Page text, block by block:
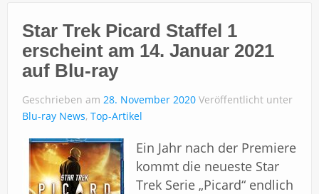
Kinofilme
Blu-ray / 4K
Über uns
Impressum
Star Trek Picard Staffel 1
erscheint am 14. Januar 2021
auf Blu-ray
Geschrieben am 28. November 2020 Veröffentlicht unter
Blu-ray News, Top-Artikel
Ein Jahr nach der Premiere
kommt die neueste Star
Trek Serie „Picard“ endlich